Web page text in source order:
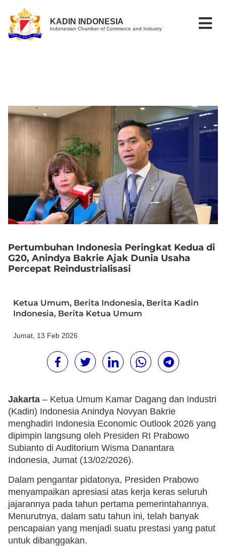
KADIN INDONESIA
Indonesian Chamber of Commerce and Industry
Pertumbuhan Indonesia Peringkat Kedua di
G20, Anindya Bakrie Ajak Dunia Usaha
Percepat Reindustrialisasi
Ketua Umum, Berita Indonesia, Berita Kadin
Indonesia, Berita Ketua Umum
Jumat, 13 Feb 2026
Jakarta – Ketua Umum Kamar Dagang dan Industri
(Kadin) Indonesia Anindya Novyan Bakrie
menghadiri Indonesia Economic Outlook 2026 yang
dipimpin langsung oleh Presiden RI Prabowo
Subianto di Auditorium Wisma Danantara
Indonesia, Jumat (13/02/2026).
Dalam pengantar pidatonya, Presiden Prabowo
menyampaikan apresiasi atas kerja keras seluruh
jajarannya pada tahun pertama pemerintahannya.
Menurutnya, dalam satu tahun ini, telah banyak
pencapaian yang menjadi suatu prestasi yang patut
untuk dibanggakan.